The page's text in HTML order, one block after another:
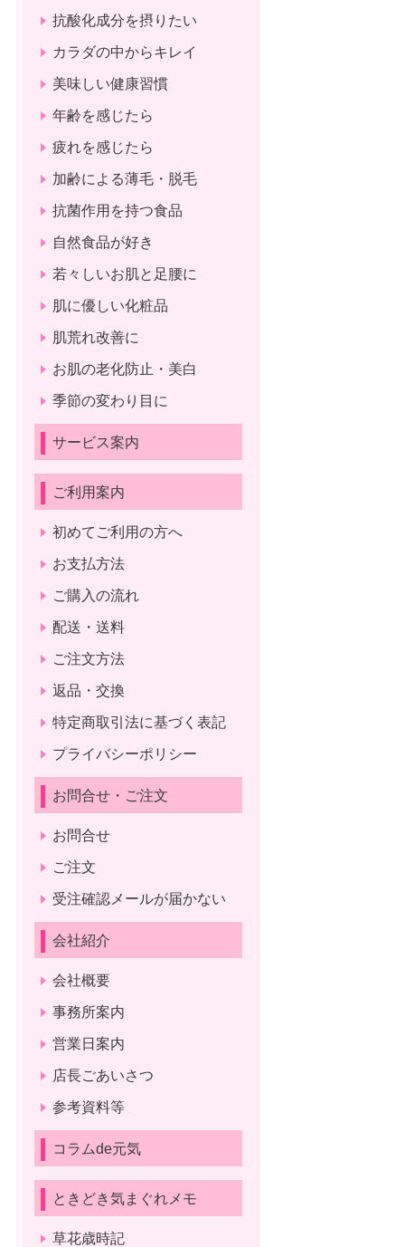
抗酸化成分を摂りたい
カラダの中からキレイ
美味しい健康習慣
年齢を感じたら
疲れを感じたら
加齢による薄毛・脱毛
抗菌作用を持つ食品
自然食品が好き
若々しいお肌と足腰に
肌に優しい化粧品
肌荒れ改善に
お肌の老化防止・美白
季節の変わり目に
サービス案内
ご利用案内
初めてご利用の方へ
お支払方法
ご購入の流れ
配送・送料
ご注文方法
返品・交換
特定商取引法に基づく表記
プライバシーポリシー
お問合せ・ご注文
お問合せ
ご注文
受注確認メールが届かない
会社紹介
会社概要
事務所案内
営業日案内
店長ごあいさつ
参考資料等
コラムde元気
ときどき気まぐれメモ
草花歳時記